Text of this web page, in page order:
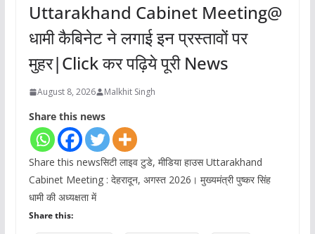
Uttarakhand Cabinet Meeting@
धामी कैबिनेट ने लगाई इन प्रस्तावों पर
मुहर|Click कर पढ़िये पूरी News
August 8, 2026 Malkhit Singh
Share this news
Share this newsसिटी लाइव टुडे, मीडिया हाउस Uttarakhand
Cabinet Meeting : देहरादून, अगस्त 2026। मुख्यमंत्री पुष्कर सिंह
धामी की अध्यक्षता में
Share this: